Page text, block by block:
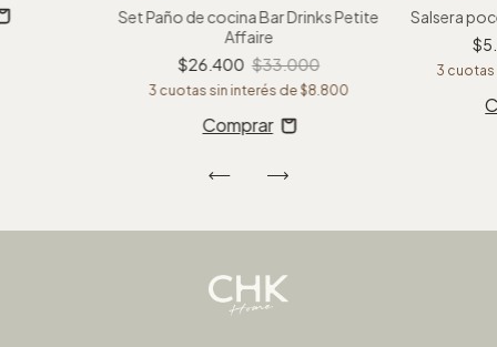
Set Paño de cocina Bar Drinks Petite
Affaire
$26.400 $33.000
3 cuotas sin interés de $8.800
Salsera
3 cuotas